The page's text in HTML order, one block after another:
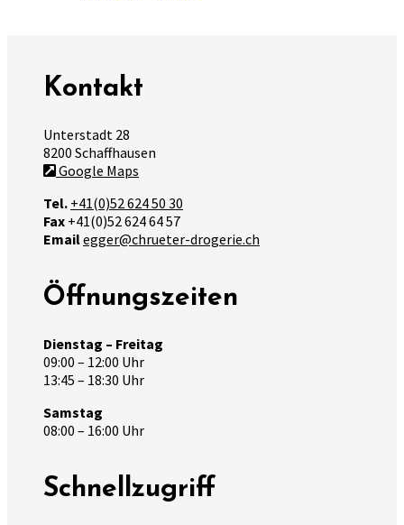
Kontakt
Unterstadt 28
8200 Schaffhausen
Google Maps
Tel. +41(0)52 624 50 30
Fax +41(0)52 624 64 57
Emailegger@chrueter-drogerie.ch
Öffnungszeiten
Dienstag – Freitag
09:00 – 12:00 Uhr
13:45 – 18:30 Uhr
Samstag
08:00 – 16:00 Uhr
Schnellzugriff